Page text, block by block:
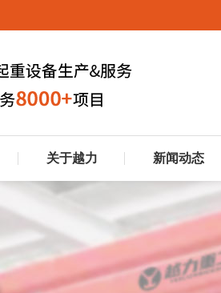
关于越力 新闻动态